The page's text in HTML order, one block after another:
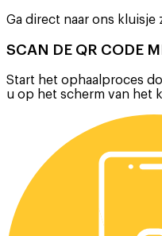
Ga direct naar ons kluisje
SCAN DE QR CODE
Start het ophaalproces
u op het scherm van het